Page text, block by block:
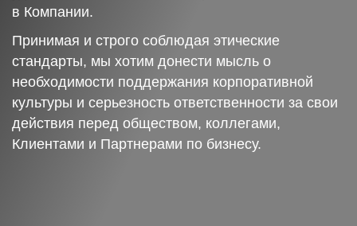
в Компании.
Принимая и строго соблюдая этические
стандарты, мы хотим донести мысль о
необходимости поддержания корпоративной
культуры и серьезность ответственности за свои
действия перед обществом, коллегами,
Клиентами и Партнерами по бизнесу.